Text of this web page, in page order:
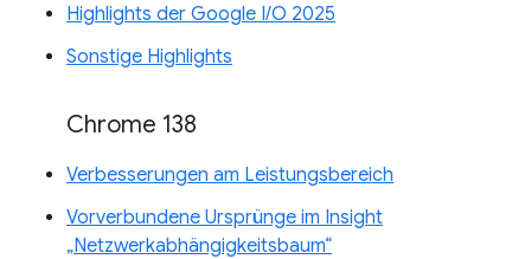
Highlights der Google I/O 2025
Sonstige Highlights
Chrome 138
Verbesserungen am Leistungsbereich
Vorverbundene Ursprünge im Insight
„Netzwerkabhängigkeitsbaum“